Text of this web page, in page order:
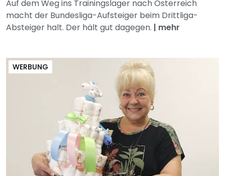
Auf dem Weg ins Trainingslager nach Österreich
macht der Bundesliga-Aufsteiger beim Drittliga-
Absteiger halt. Der hält gut dagegen. | mehr
WERBUNG